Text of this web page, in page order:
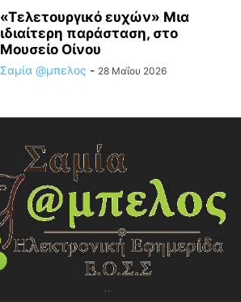
«Τελετουργικό ευχών» Μια
ιδιαίτερη παράσταση, στο
Μουσείο Οίνου
Σαμία @μπελος - 28 Μαΐου 2026